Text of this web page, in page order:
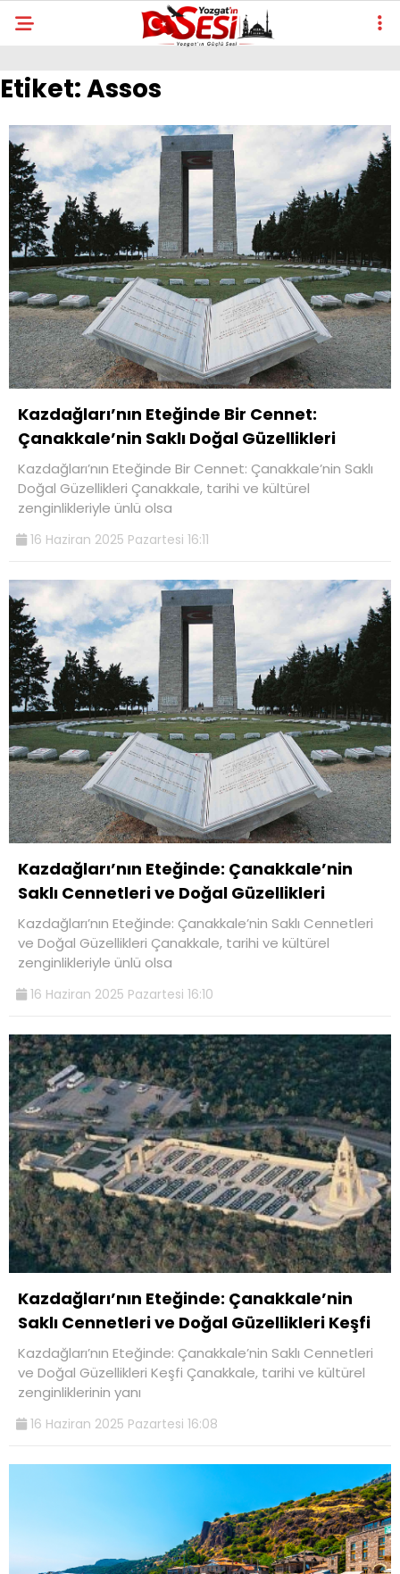
Etiket:Assos
Kazdağları’nın Eteğinde Bir Cennet:
Çanakkale’nin Saklı Doğal Güzellikleri
Kazdağları’nın Eteğinde Bir Cennet: Çanakkale’nin Saklı
Doğal Güzellikleri Çanakkale, tarihi ve kültürel
zenginlikleriyle ünlü olsa
16 Haziran 2025 Pazartesi 16:11
Kazdağları’nın Eteğinde: Çanakkale’nin
Saklı Cennetleri ve Doğal Güzellikleri
Kazdağları’nın Eteğinde: Çanakkale’nin Saklı Cennetleri
ve Doğal Güzellikleri Çanakkale, tarihi ve kültürel
zenginlikleriyle ünlü olsa
16 Haziran 2025 Pazartesi 16:10
Kazdağları’nın Eteğinde: Çanakkale’nin
Saklı Cennetleri ve Doğal Güzellikleri Keşfi
Kazdağları’nın Eteğinde: Çanakkale’nin Saklı Cennetleri
ve Doğal Güzellikleri Keşfi Çanakkale, tarihi ve kültürel
zenginliklerinin yanı
16 Haziran 2025 Pazartesi 16:08